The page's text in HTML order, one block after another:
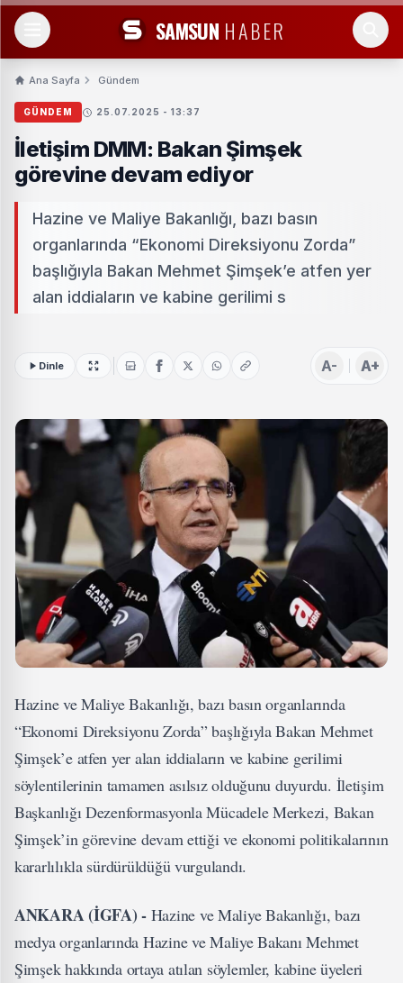
SAMSUN HABER
Ana Sayfa Gündem
GÜNDEM 25.07.2025 - 13:37
İletişim DMM: Bakan Şimşek
görevine devam ediyor
Hazine ve Maliye Bakanlığı, bazı basın
organlarında “Ekonomi Direksiyonu Zorda”
başlığıyla Bakan Mehmet Şimşek’e atfen yer
alan iddiaların ve kabine gerilimi s
Dinle A- A+
Hazine ve Maliye Bakanlığı, bazı basın organlarında
“Ekonomi Direksiyonu Zorda” başlığıyla Bakan Mehmet
Şimşek’e atfen yer alan iddiaların ve kabine gerilimi
söylentilerinin tamamen asılsız olduğunu duyurdu. İletişim
Başkanlığı Dezenformasyonla Mücadele Merkezi, Bakan
Şimşek’in görevine devam ettiği ve ekonomi politikalarının
kararlılıkla sürdürüldüğü vurgulandı.
ANKARA (İGFA) - Hazine ve Maliye Bakanlığı, bazı
medya organlarında Hazine ve Maliye Bakanı Mehmet
Şimşek hakkında ortaya atılan söylemler, kabine üyeleri